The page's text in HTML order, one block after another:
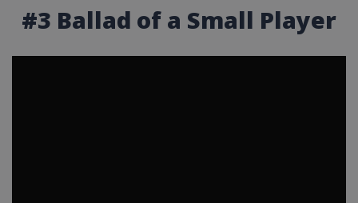
#3 Ballad of a Small Player